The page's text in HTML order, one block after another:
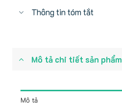
Thông tin tóm tắt
Mô tả chi tiết sản phẩm
Mô tả